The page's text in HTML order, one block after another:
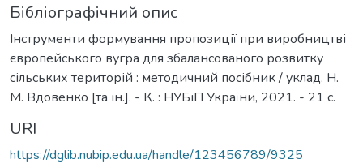
Бібліографічний опис
Інструменти формування пропозиції при виробництві
європейського вугра для збалансованого розвитку
сільських територій : методичний посібник / уклад. Н.
М. Вдовенко [та ін.]. - К. : НУБіП України, 2021. - 21 с.
URI
https://dglib.nubip.edu.ua/handle/123456789/9325